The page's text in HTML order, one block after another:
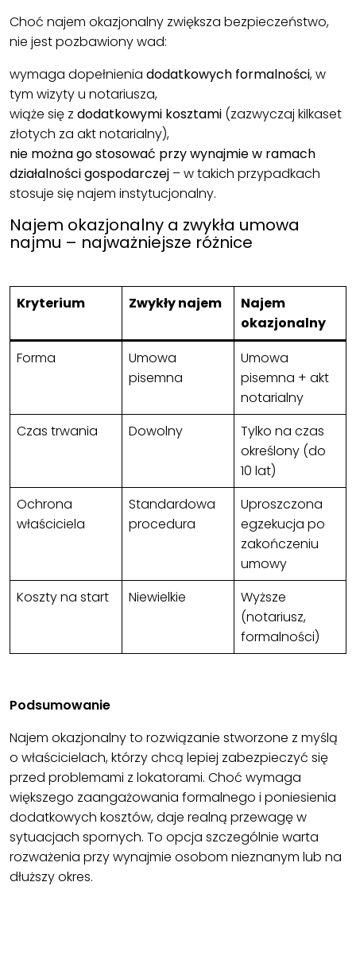
Choć najem okazjonalny zwiększa bezpieczeństwo,
nie jest pozbawiony wad:
wymaga dopełnienia dodatkowych formalności, w
tym wizyty u notariusza,
wiąże się z dodatkowymi kosztami (zazwyczaj kilkaset
złotych za akt notarialny),
nie można go stosować przy wynajmie w ramach
działalności gospodarczej – w takich przypadkach
stosuje się najem instytucjonalny.
Najem okazjonalny a zwykła umowa
najmu – najważniejsze różnice
Kryterium Zwykły najem
Najem
okazjonalny
Forma
Umowa
pisemna
Umowa
pisemna + akt
notarialny
Czas trwania
Dowolny
Tylko na czas
określony (do
10 lat)
Ochrona
właściciela
Standardowa
procedura
Uproszczona
egzekucja po
zakończeniu
umowy
Koszty na start
Niewielkie
Wyższe
(notariusz,
formalności)
Podsumowanie
Najem okazjonalny to rozwiązanie stworzone z myślą
o właścicielach, którzy chcą lepiej zabezpieczyć się
przed problemami z lokatorami. Choć wymaga
większego zaangażowania formalnego i poniesienia
dodatkowych kosztów, daje realną przewagę w
sytuacjach spornych. To opcja szczególnie warta
rozważenia przy wynajmie osobom nieznanym lub na
dłuższy okres.